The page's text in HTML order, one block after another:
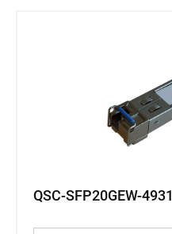
QSC-SFP20GEW-4931